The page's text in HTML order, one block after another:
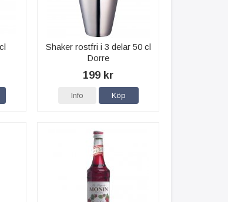
Shaker rostfri i 3 delar 50 cl
Dorre
199 kr
Info Köp